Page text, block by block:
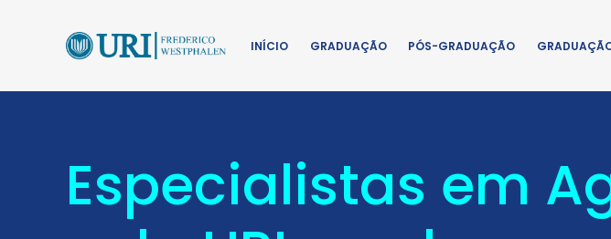
INÍCIO GRADUAÇÃO PÓS-GRADUAÇÃO
Especialistas em